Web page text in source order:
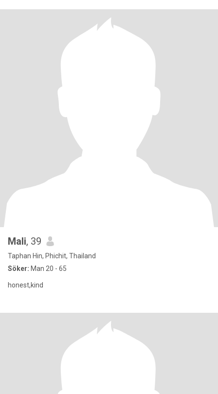
Mali, 39
Taphan Hin, Phichit, Thailand
Söker: Man 20 - 65
honest,kind